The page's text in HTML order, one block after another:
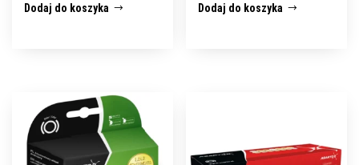
Dodaj do koszyka Dodaj do koszyka